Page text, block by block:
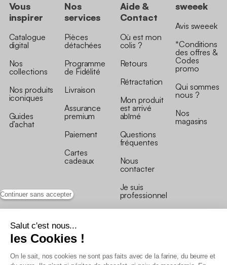
Continuer sans accepter
Salut c'est nous...
les Cookies !
On le sait, nos cookies ne sont pas faits avec de la farine, du beurre et
Vous
inspirer
Catalogue
digital
Nos
collections
Nos produits
iconiques
Guides
d’achat
Nos
services
Pièces
détachées
Programme
de Fidélité
Livraison
Assurance
premium
Paiement
Cartes
cadeaux
Aide &
Contact
Où est mon
colis ?
Retours
Rétractation
Mon produit
est arrivé
abîmé
Questions
fréquentes
Nous
contacter
Je suis
professionnel
sweeek
Avis sweeek
*Conditions
des offres &
Codes
promo
Qui sommes
nous ?
Nos
magasins
Conditions générales de vente